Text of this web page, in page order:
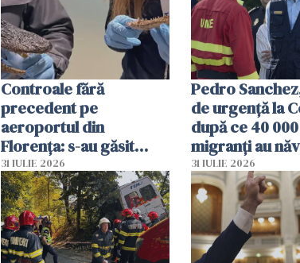
Controale fără
precedent pe
aeroportul din
Florența: s-au găsit
capete de aligator și o
sumă imensă de bani
31 IULIE 2026
Pedro
de urgență la
după ce 40
migranți au
teritoriul
mobiliza toate
resursele"
31 IULIE 2026